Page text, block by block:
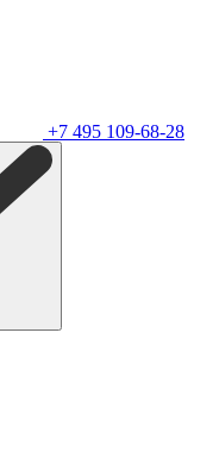
+7 495 109-68-28